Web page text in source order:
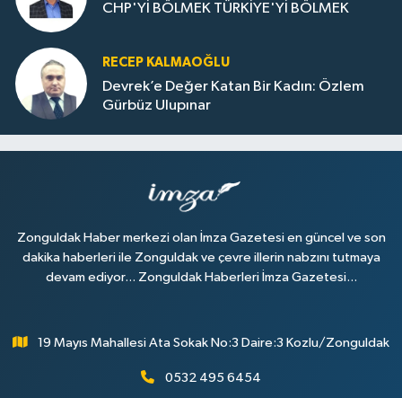
CHP'Yİ BÖLMEK TÜRKİYE'Yİ BÖLMEK
RECEP KALMAOĞLU
Devrek’e Değer Katan Bir Kadın: Özlem
Gürbüz Ulupınar
Zonguldak Haber merkezi olan İmza Gazetesi en güncel ve son
dakika haberleri ile Zonguldak ve çevre illerin nabzını tutmaya
devam ediyor... Zonguldak Haberleri İmza Gazetesi...
19 Mayıs Mahallesi Ata Sokak No:3 Daire:3 Kozlu/Zonguldak
0532 495 6454